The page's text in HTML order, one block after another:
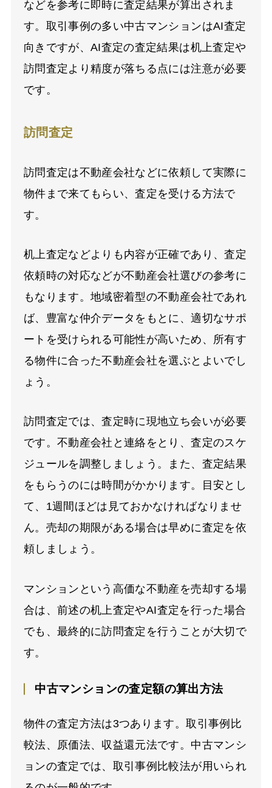
などを参考に即時に査定結果が算出されま
す。取引事例の多い中古マンションはAI査定
向きですが、 AI査定の査定結果は机上査定や
訪問査定より精度が落ちる点には注意が必要
です。
訪問査定
訪問査定は不動産会社などに依頼して実際に
物件まで来てもらい、査定を受ける方法で
す。
机上査定などよりも内容が正確であり、査定
依頼時の対応などが不動産会社選びの参考に
もなります。地域密着型の不動産会社であれ
ば、豊富な仲介データをもとに、適切なサポ
ートを受けられる可能性が高いため、所有す
る物件に合った不動産会社を選ぶとよいでし
ょう。
訪問査定では、査定時に現地立ち会いが必要
です。不動産会社と連絡をとり、査定のスケ
ジュールを調整しましょう。また、査定結果
をもらうのには時間がかかります。目安とし
て、1週間ほどは見ておかなければなりませ
ん。売却の期限がある場合は早めに査定を依
頼しましょう。
マンションという高価な不動産を売却する場
合は、前述の机上査定やAI査定を行った場合
でも、最終的に訪問査定を行うことが大切で
す。
中古マンションの査定額の算出方法
物件の査定方法は3つあります。取引事例比
較法、原価法、収益還元法です。中古マンシ
ョンの査定では、取引事例比較法が用いられ